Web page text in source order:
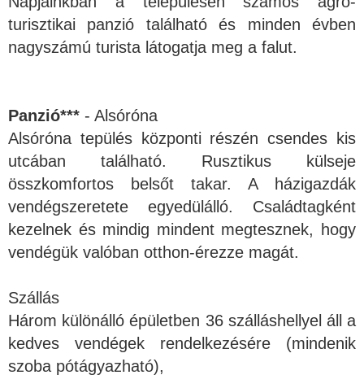
turisztikai panzió található és minden évben
nagyszámú turista látogatja meg a falut.
Panzió*** - Alsóróna
Alsóróna tepülés központi részén csendes kis
utcában található. Rusztikus külseje
összkomfortos belsőt takar. A házigazdák
vendégszeretete egyedülálló. Családtagként
kezelnek és mindig mindent megtesznek, hogy
vendégük valóban otthon-érezze magát.
Szállás
Három különálló épületben 36 szálláshellyel áll a
kedves vendégek rendelkezésére (mindenik
szoba pótágyazható),